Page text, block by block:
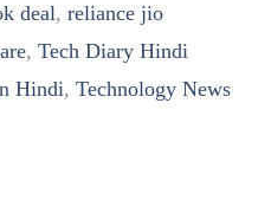
deal, reliance jio
, Tech Diary Hindi
Hindi, Technology News